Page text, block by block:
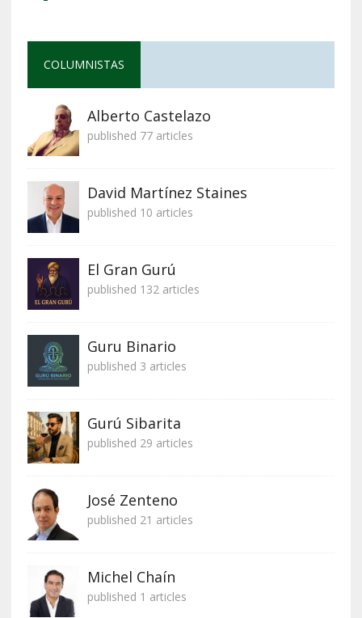
COLUMNISTAS
Alberto Castelazo
published 77 articles
David Martínez Staines
published 10 articles
El Gran Gurú
published 132 articles
Guru Binario
published 3 articles
Gurú Sibarita
published 29 articles
José Zenteno
published 21 articles
Michel Chaín
published 1 articles